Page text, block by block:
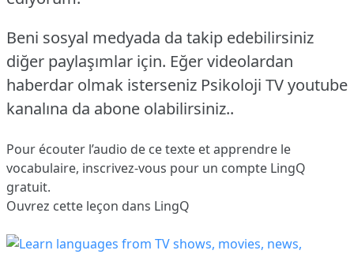
Beni sosyal medyada da takip edebilirsiniz
diğer paylaşımlar için. Eğer videolardan
haberdar olmak isterseniz Psikoloji TV youtube
kanalına da abone olabilirsiniz..
Pour écouter l’audio de ce texte et apprendre le
vocabulaire, inscrivez-vous pour un compte LingQ
gratuit.
Ouvrez cette leçon dans LingQ